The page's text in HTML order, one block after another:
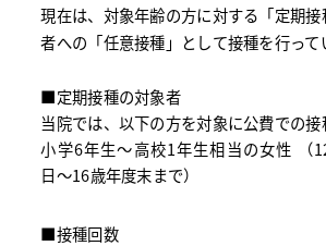
現在は、対象年齢の方に対する「定期
者への「任意接種」として接種を行って
■定期接種の対象者
当院では、以下の方を対象に公費での接
小学6年生〜高校1年生相当の女性 （
日〜16歳年度末まで）
■接種回数